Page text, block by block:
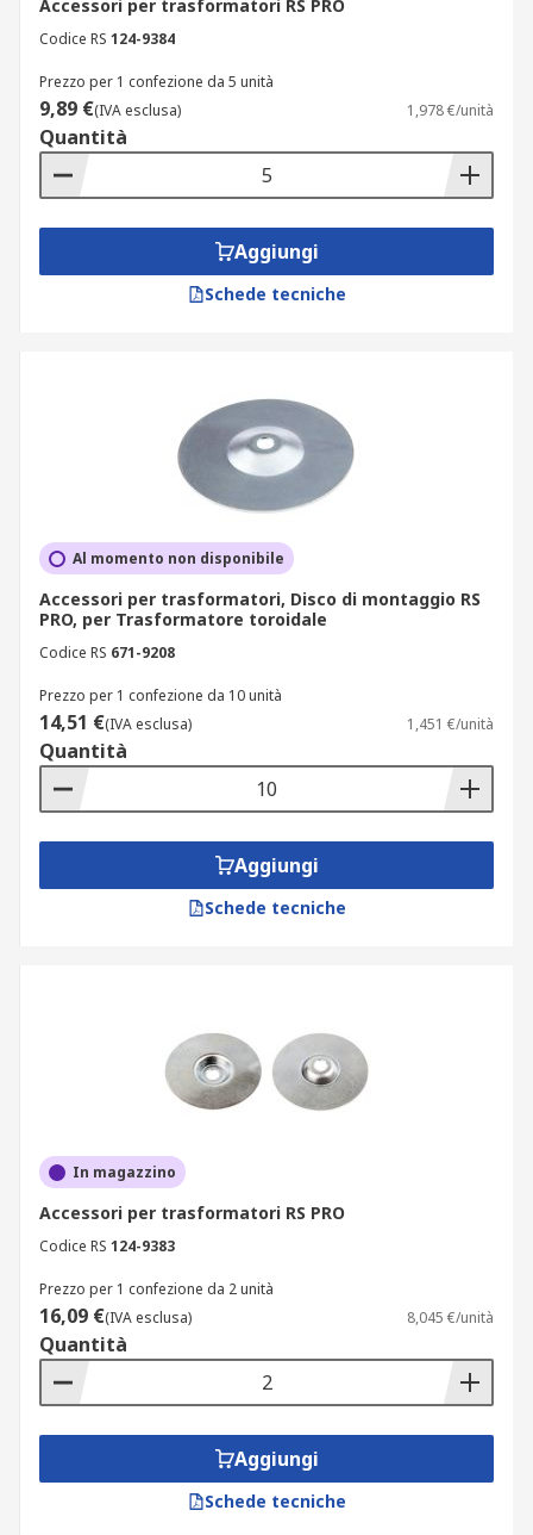
Accessori per trasformatori RS PRO
Codice RS 124-9384
Prezzo per 1 confezione da 5 unità
9,89 €(IVA esclusa) 1,978 €/unità
Quantità
Aggiungi
Schede tecniche
Al momento non disponibile
Accessori per trasformatori, Disco di montaggio RS
PRO, per Trasformatore toroidale
Codice RS 671-9208
Prezzo per 1 confezione da 10 unità
14,51 €(IVA esclusa) 1,451 €/unità
Quantità
Aggiungi
Schede tecniche
In magazzino
Accessori per trasformatori RS PRO
Codice RS 124-9383
Prezzo per 1 confezione da 2 unità
16,09 €(IVA esclusa) 8,045 €/unità
Quantità
Aggiungi
Schede tecniche